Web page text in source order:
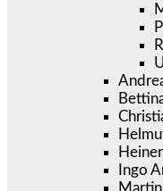
Ingo